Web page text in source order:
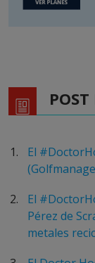
El
El
Pérez de
metales